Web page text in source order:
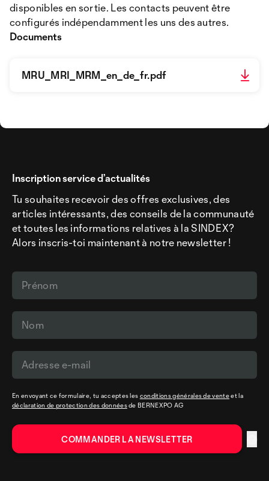
disponibles en sortie. Les contacts peuvent être
configurés indépendamment les uns des autres.
Documents
MRU_MRI_MRM_en_de_fr.pdf
Inscription service d’actualités
Tu souhaites recevoir des offres exclusives, des
articles intéressants, des conseils de la communauté
et toutes les informations relatives à la SINDEX?
Alors inscris-toi maintenant à notre newsletter !
En envoyant ce formulaire, tu acceptes les conditions générales de venteet la
déclaration de protection des donnéesde BERNEXPO AG